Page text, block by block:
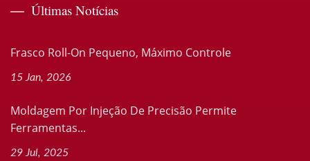
Últimas Notícias
Frasco Roll-On Pequeno, Máximo Controle
15 Jan, 2026
Moldagem Por Injeção De Precisão Permite
Ferramentas...
29 Jul, 2025